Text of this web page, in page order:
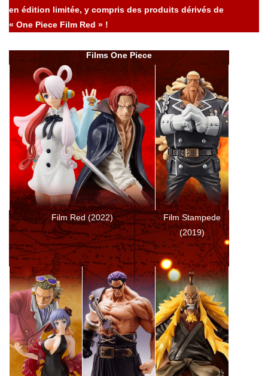
en édition limitée, y compris des produits dérivés de
« One Piece Film Red » !
Films One Piece
Film Red (2022)
Film Stampede
(2019)